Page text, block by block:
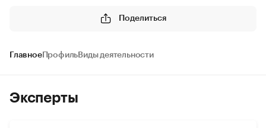
Поделиться
ГлавноеПрофиль Виды деятельности
Эксперты